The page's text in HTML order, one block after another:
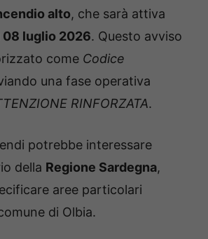
alto, che sarà attiva
luglio 2026. Questo avviso
come Codice
una fase operativa
RINFORZATA.
potrebbe interessare
della Regione Sardegna,
aree particolari
di Olbia.